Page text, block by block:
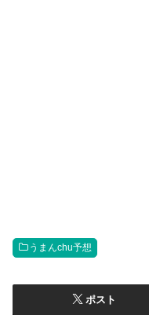
うまんchu予想
ポスト